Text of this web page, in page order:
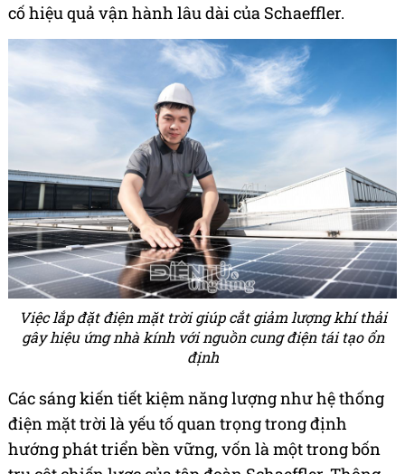
cố hiệu quả vận hành lâu dài của Schaeffler.
Việc lắp đặt điện mặt trời giúp cắt giảm lượng khí thải
gây hiệu ứng nhà kính với nguồn cung điện tái tạo ổn
định
Các sáng kiến tiết kiệm năng lượng như hệ thống
điện mặt trời là yếu tố quan trọng trong định
hướng phát triển bền vững, vốn là một trong bốn